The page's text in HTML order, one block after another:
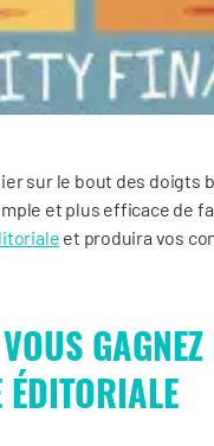
sur le bout des doigts
et plus efficace de
et produira vos
ÉDITORIALE